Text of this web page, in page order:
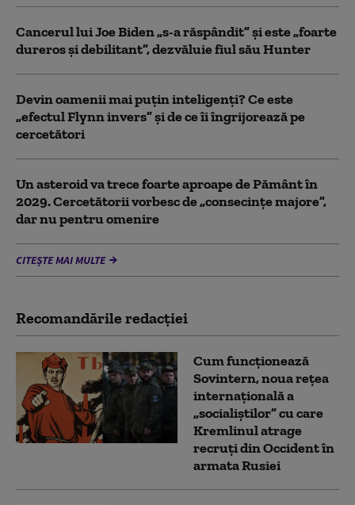
Cancerul lui Joe Biden „s-a răspândit” şi este „foarte
dureros și debilitant”, dezvăluie fiul său Hunter
Devin oamenii mai puțin inteligenți? Ce este
„efectul Flynn invers” și de ce îi îngrijorează pe
cercetători
Un asteroid va trece foarte aproape de Pământ în
2029. Cercetătorii vorbesc de „consecințe majore”,
dar nu pentru omenire
CITEȘTE MAI MULTE
Recomandările redacţiei
Cum funcționează
Sovintern, noua rețea
internațională a
„socialiștilor” cu care
Kremlinul atrage
recruți din Occident în
armata Rusiei